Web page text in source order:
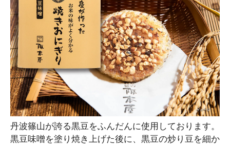
丹波篠山が誇る黒豆をふんだんに使用しております。
黒豆味噌を塗り焼き上げた後に、黒豆の炒り豆を細か